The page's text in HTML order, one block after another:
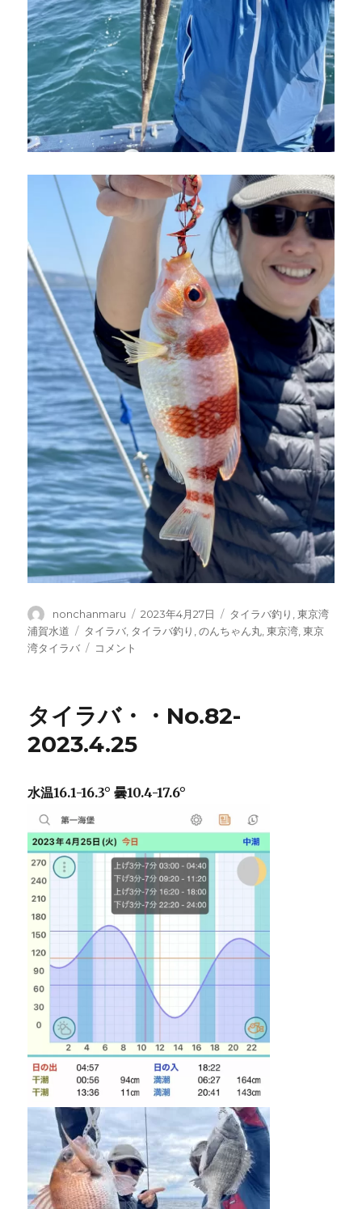
投
稿
者
nonchanmaru
投
稿
2023年4月27日
カ
テ
タイラバ釣り ,東京湾
浦賀水道
タ
グ
タイラバ タイラバ釣り ,のんちゃん丸 ,東京湾 ,東京
湾タイラバ
タ
No.83-
に
コメント
タイラバ・・No.82-
2023.4.25
水温16.1-16.3° 曇10.4-17.6°